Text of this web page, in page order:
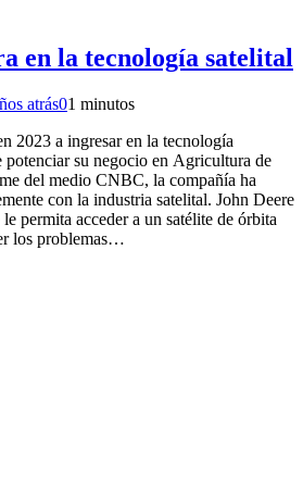
en la tecnología satelital
atrás01 minutos
2023 a ingresar en la tecnología
su negocio en Agricultura de
del medio CNBC, la compañía ha
con la industria satelital. John Deere
permita acceder a un satélite de órbita
los problemas…